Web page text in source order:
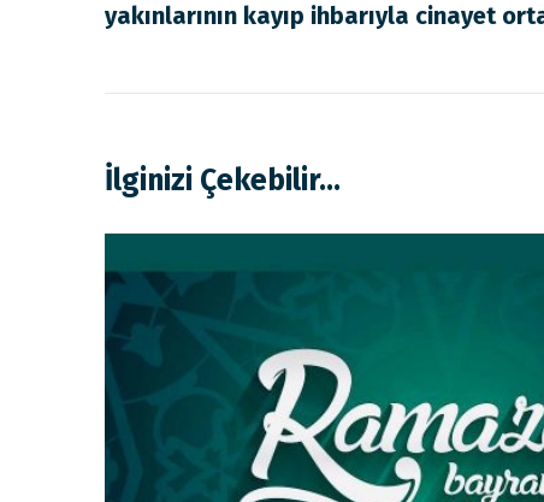
yakınlarının kayıp ihbarıyla cinayet
İlginizi Çekebilir...